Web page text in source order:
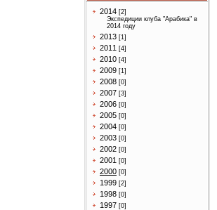
2014 [2]
Экспедиции клуба "Арабика" в
2014 году
2013 [1]
2011 [4]
2010 [4]
2009 [1]
2008 [0]
2007 [3]
2006 [0]
2005 [0]
2004 [0]
2003 [0]
2002 [0]
2001 [0]
2000 [0]
1999 [2]
1998 [0]
1997 [0]